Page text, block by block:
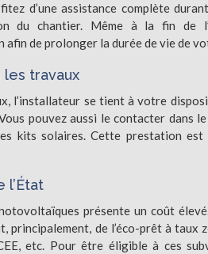
d’une assistance complète
du chantier. Même à la fin de
afin de prolonger la durée de vie de
les travaux
l’installateur se tient à votre
pouvez aussi le contacter dans
kits solaires. Cette prestation
l’État
présente un coût
principalement, de l’éco-prêt à taux
etc. Pour être éligible à ces